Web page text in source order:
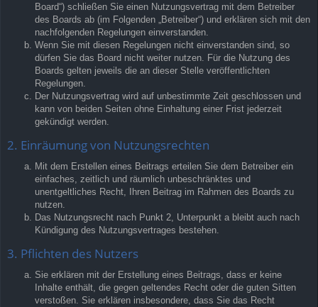
Board“) schließen Sie einen Nutzungsvertrag mit dem Betreiber
des Boards ab (im Folgenden „Betreiber“) und erklären sich mit den
nachfolgenden Regelungen einverstanden.
Wenn Sie mit diesen Regelungen nicht einverstanden sind, so
dürfen Sie das Board nicht weiter nutzen. Für die Nutzung des
Boards gelten jeweils die an dieser Stelle veröffentlichten
Regelungen.
Der Nutzungsvertrag wird auf unbestimmte Zeit geschlossen und
kann von beiden Seiten ohne Einhaltung einer Frist jederzeit
gekündigt werden.
2. Einräumung von Nutzungsrechten
Mit dem Erstellen eines Beitrags erteilen Sie dem Betreiber ein
einfaches, zeitlich und räumlich unbeschränktes und
unentgeltliches Recht, Ihren Beitrag im Rahmen des Boards zu
nutzen.
Das Nutzungsrecht nach Punkt 2, Unterpunkt a bleibt auch nach
Kündigung des Nutzungsvertrages bestehen.
3. Pflichten des Nutzers
Sie erklären mit der Erstellung eines Beitrags, dass er keine
Inhalte enthält, die gegen geltendes Recht oder die guten Sitten
verstoßen. Sie erklären insbesondere, dass Sie das Recht